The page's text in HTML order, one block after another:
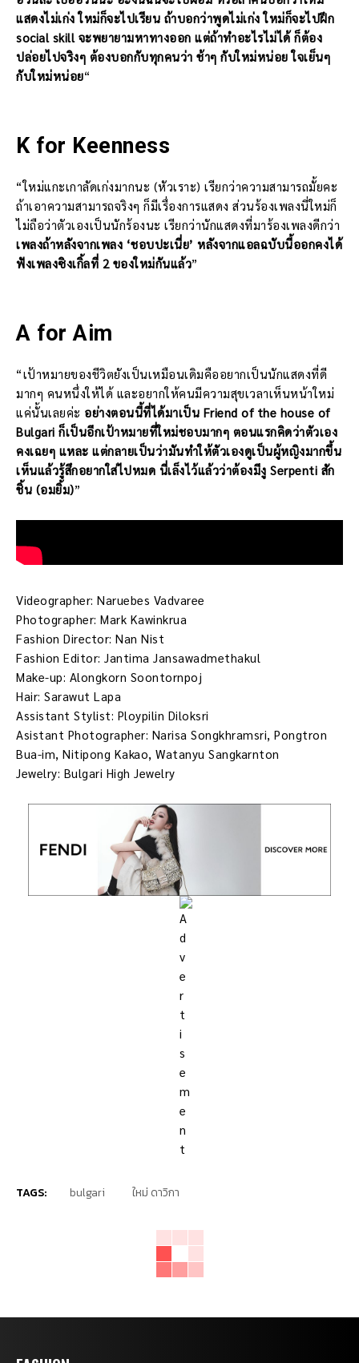
แสดงไม่เก่ง ใหม่ก็จะไปเรียน ถ้าบอกว่าพูดไม่เก่ง ใหม่ก็จะไปฝึก
social skill จะพยายามหาทางออก แต่ถ้าทำอะไรไม่ได้ ก็ต้อง
ปล่อยไปจริงๆ ต้องบอกกับทุกคนว่า ช้าๆ กับใหม่หน่อย ใจเย็นๆ
กับใหม่หน่อย“
K for Keenness
“ใหม่แกะเกาลัดเก่งมากนะ (หัวเราะ) เรียกว่าความสามารถมั้ยคะ
ถ้าเอาความสามารถจริงๆ ก็มีเรื่องการแสดง ส่วนร้องเพลงนี่ใหม่ก็
ไม่ถือว่าตัวเองเป็นนักร้องนะ เรียกว่านักแสดงที่มาร้องเพลงดีกว่า
เพลงถ้าหลังจากเพลง ‘ชอบปะเนี่ย’ หลังจากแอลฉบับนี้ออกคงได้
ฟังเพลงซิงเกิ้ลที่ 2 ของใหม่กันแล้ว”
A for Aim
“เป้าหมายของชีวิตยังเป็นเหมือนเดิมคืออยากเป็นนักแสดงที่ดี
มากๆ คนหนึ่งให้ได้ และอยากให้คนมีความสุขเวลาเห็นหน้าใหม่
แค่นั้นเลยค่ะ อย่างตอนนี้ที่ได้มาเป็น Friend of the house of
Bulgari ก็เป็นอีกเป้าหมายที่ใหม่ชอบมากๆ ตอนแรกคิดว่าตัวเอง
คงเฉยๆ แหละ แต่กลายเป็นว่ามันทำให้ตัวเองดูเป็นผู้หญิงมากขึ้น
เห็นแล้วรู้สึกอยากใส่ไปหมด นี่เล็งไว้แล้วว่าต้องมีงู Serpenti สัก
ชิ้น (อมยิ้ม)”
Videographer: Naruebes Vadvaree
Photographer: Mark Kawinkrua
Fashion Director: Nan Nist
Fashion Editor: Jantima Jansawadmethakul
Make-up: Alongkorn Soontornpoj
Hair: Sarawut Lapa
Assistant Stylist: Ploypilin Diloksri
Asistant Photographer: Narisa Songkhramsri, Pongtron
Bua-im, Nitipong Kakao, Watanyu Sangkarnton
Jewelry: Bulgari High Jewelry
TAGS: bulgari ใหม่ ดาวิกา